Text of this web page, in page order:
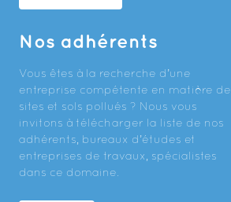
Nos adhérents
Vous êtes à la recherche d’une
entreprise compétente en matière de
sites et sols pollués ? Nous vous
invitons à télécharger la liste de nos
adhérents, bureaux d’études et
entreprises de travaux, spécialistes
dans ce domaine.